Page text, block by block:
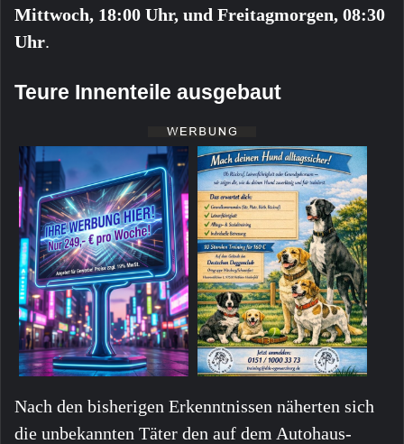
Mittwoch, 18:00 Uhr, und Freitagmorgen, 08:30
Uhr.
Teure Innenteile ausgebaut
Nach den bisherigen Erkenntnissen näherten sich
die unbekannten Täter den auf dem Autohaus-